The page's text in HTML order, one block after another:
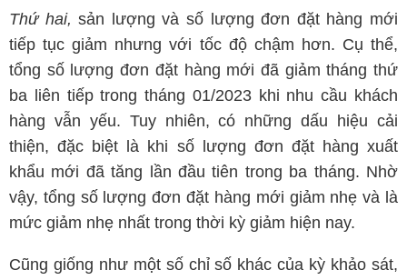
Thứ hai,sản lượng và số lượng đơn đặt hàng mới
tiếp tục giảm nhưng với tốc độ chậm hơn. Cụ thể,
tổng số lượng đơn đặt hàng mới đã giảm tháng thứ
ba liên tiếp trong tháng 01/2023 khi nhu cầu khách
hàng vẫn yếu. Tuy nhiên, có những dấu hiệu cải
thiện, đặc biệt là khi số lượng đơn đặt hàng xuất
khẩu mới đã tăng lần đầu tiên trong ba tháng. Nhờ
vậy, tổng số lượng đơn đặt hàng mới giảm nhẹ và là
mức giảm nhẹ nhất trong thời kỳ giảm hiện nay.
Cũng giống như một số chỉ số khác của kỳ khảo sát,